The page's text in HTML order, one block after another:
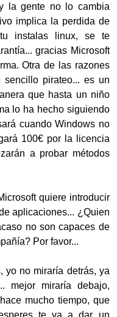
la gente no lo cambia
implica la perdida de
instalas linux, se te
gracias Microsoft
Otra de las razones
pirateo... es un
que hasta un niño
lo ha hecho siguiendo
cuando Windows no
100€ por la licencia
a probar métodos
quiere introducir
aplicaciones... ¿Quien
no son capaces de
Por favor...
yo no miraría detrás, ya
mejor miraría debajo,
mucho tiempo, que
te va a dar un